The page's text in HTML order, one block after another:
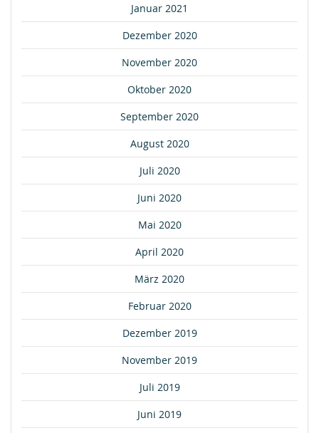
Januar 2021
Dezember 2020
November 2020
Oktober 2020
September 2020
August 2020
Juli 2020
Juni 2020
Mai 2020
April 2020
März 2020
Februar 2020
Dezember 2019
November 2019
Juli 2019
Juni 2019